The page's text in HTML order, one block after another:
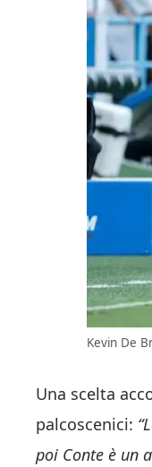
Kevin De
Una scelta
palcoscenici:
poi Conte è un